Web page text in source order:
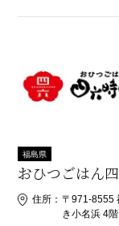
福島県
おひつごはん
住所： 〒971-8555
き小名浜 4階